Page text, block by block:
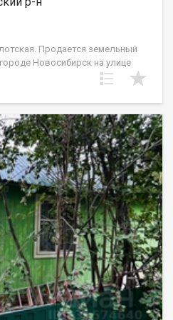
Продается земельный
Новосибирск на улице
дороги от СНТ Сибиряк
28, за гаражами). Общая
10 соток. Идеальное место для
в окружении прекрасной
Электрический стлоб и
участка. Соседние участки
ИЖС расположено в тихом и
суеты и шума. Здесь
воздухом и красивыми
поселения находится лесной
микроклимат и
в непосредственной
транспорта, что
доступность. До центра
за 20 минут на автомобиле.
обладателем своего
в городе Новосибирск.
больше о данном